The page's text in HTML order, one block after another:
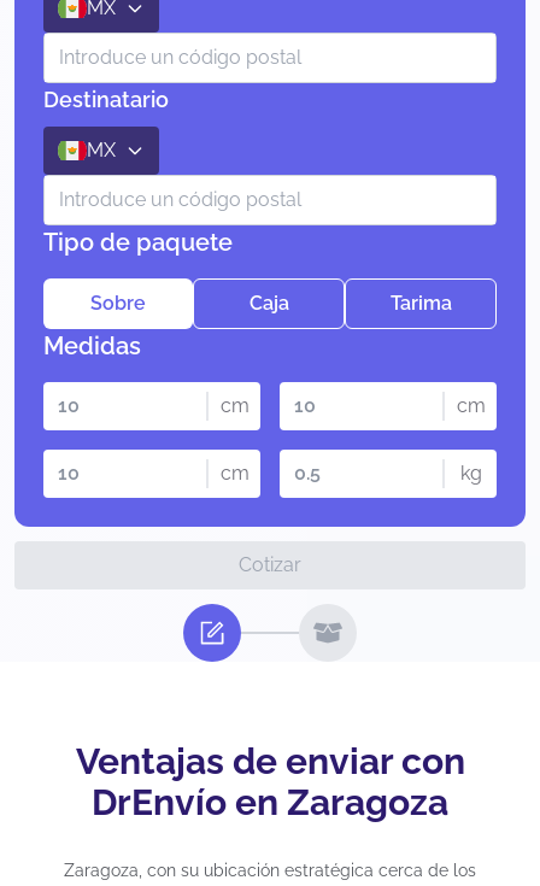
MX
Destinatario
MX
Tipo de paquete
Sobre Caja Tarima
Medidas
cm cm
cm kg
Cotizar
Ventajas de enviar con
DrEnvío en Zaragoza
Zaragoza, con su ubicación estratégica cerca de los